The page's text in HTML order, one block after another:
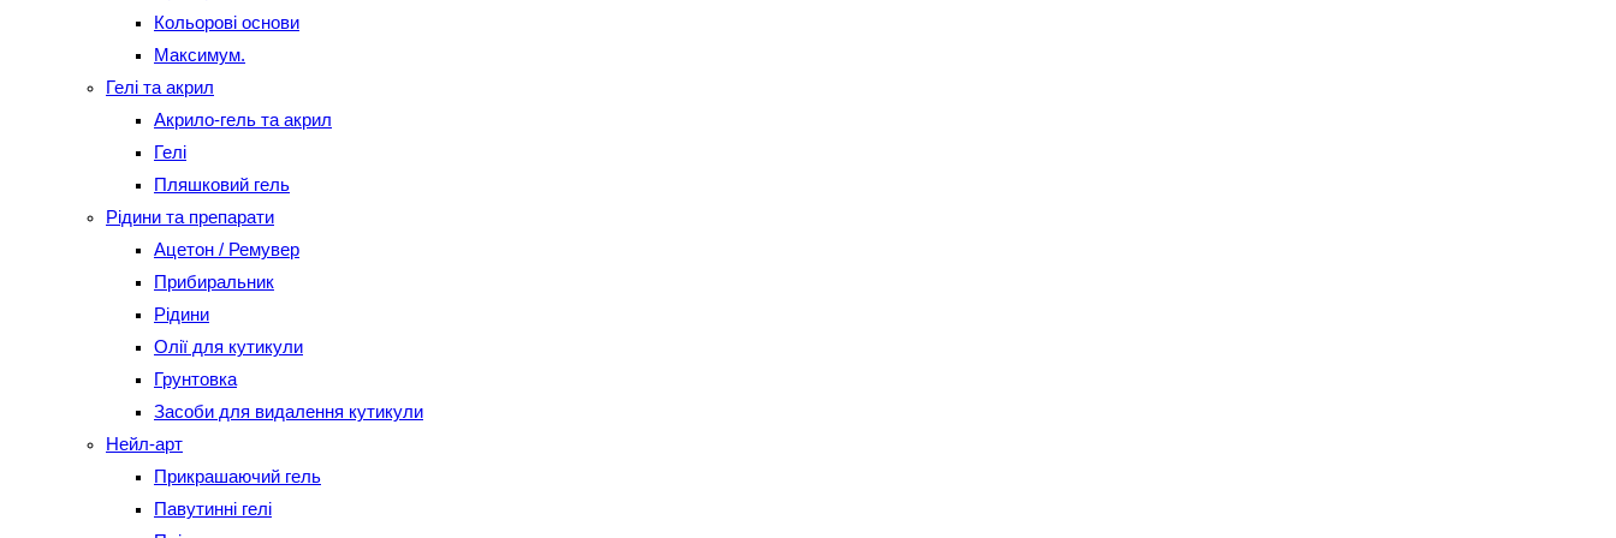
Кольорові основи
Максимум.
Гелі та акрил
Акрило-гель та акрил
Гелі
Пляшковий гель
Рідини та препарати
Ацетон / Ремувер
Прибиральник
Рідини
Олії для кутикули
Грунтовка
Засоби для видалення кутикули
Нейл-арт
Прикрашаючий гель
Павутинні гелі